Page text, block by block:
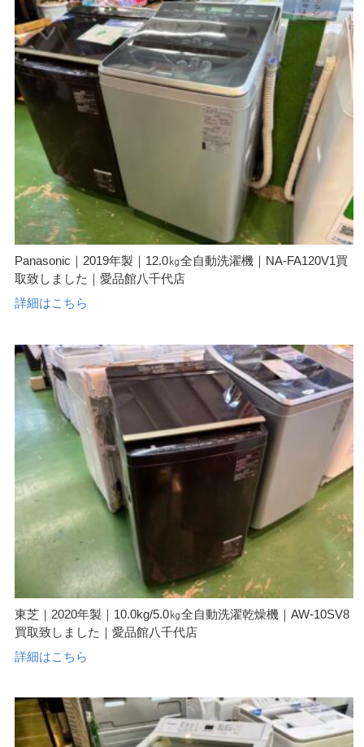
Panasonic｜2019年製｜12.0㎏全自動洗濯機｜NA-FA120V1買
取致しました｜愛品館八千代店
詳細はこちら
東芝｜2020年製｜10.0kg/5.0㎏全自動洗濯乾燥機｜AW-10SV8
買取致しました｜愛品館八千代店
詳細はこちら